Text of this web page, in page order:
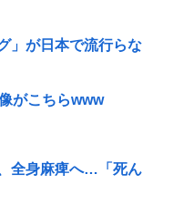
」が日本で流行らな
がこちらwww
全身麻痺へ…「死ん